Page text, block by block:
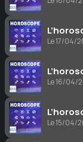
Le 17/04/
Le 16/04/
Le 15/04/